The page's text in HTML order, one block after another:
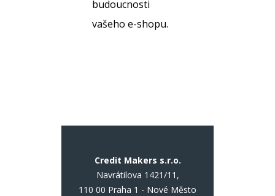
budoucnosti
vašeho e-shopu.
Credit Makers s.r.o.
Navrátilova 1421/11,
110 00 Praha 1 - Nové Město